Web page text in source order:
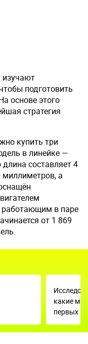
изучают
подготовить
основе этого
стратегия
купить три
в линейке —
составляет 4
а
в паре
от 1 869
какие
первых